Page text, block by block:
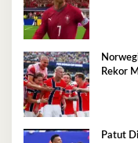
Rekor
Patut